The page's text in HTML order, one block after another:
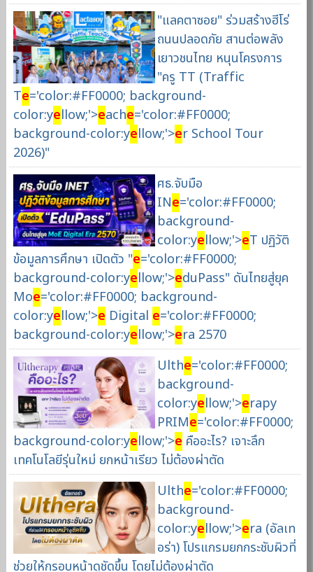
"แลคตาซอย" ร่วมสร้างฮีโร่
ถนนปลอดภัย สานต่อพลัง
เยาวชนไทย หนุนโครงการ
"ครู TT (Traffic
Te='color:#FF0000; background-
color:yellow;'>eache='color:#FF0000;
background-color:yellow;'>er School Tour
2026)"
ศธ.จับมือ
INe='color:#FF0000;
background-
color:yellow;'>eT ปฏิวัติ
ข้อมูลการศึกษา เปิดตัว "e='color:#FF0000;
background-color:yellow;'>eduPass" ดันไทยสู่ยุค
Moe='color:#FF0000; background-
color:yellow;'>e Digital e='color:#FF0000;
background-color:yellow;'>era 2570
Ulthe='color:#FF0000;
background-
color:yellow;'>erapy
PRIMe='color:#FF0000;
background-color:yellow;'>e คืออะไร? เจาะลึก
เทคโนโลยีรุ่นใหม่ ยกหน้าเรียว ไม่ต้องผ่าตัด
Ulthe='color:#FF0000;
background-
color:yellow;'>era (อัลเท
อร่า) โปรแกรมยกกระชับผิวที่
ช่วยให้กรอบหน้าดูชัดขึ้น โดยไม่ต้องผ่าตัด